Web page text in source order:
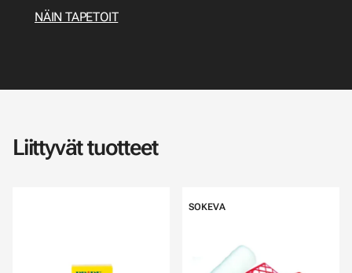
NÄIN TAPETOIT
Liittyvät tuotteet
SOKEVA